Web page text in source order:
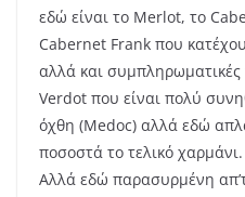
Επιστροφή στο Margaux και
“Relais de Margaux” όπου
δείπνο με επιλογές για
και στο κυρίως. Ήταν
διαφορετικά amuse
στην κατ’εξοχήν περιοχή
δοκιμάσουμε, άψογα